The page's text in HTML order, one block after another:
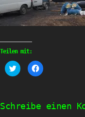
Teilen mit:
Klick,
um
(Wird
in
Klick,
um
(Wird
in
Schreibe einen